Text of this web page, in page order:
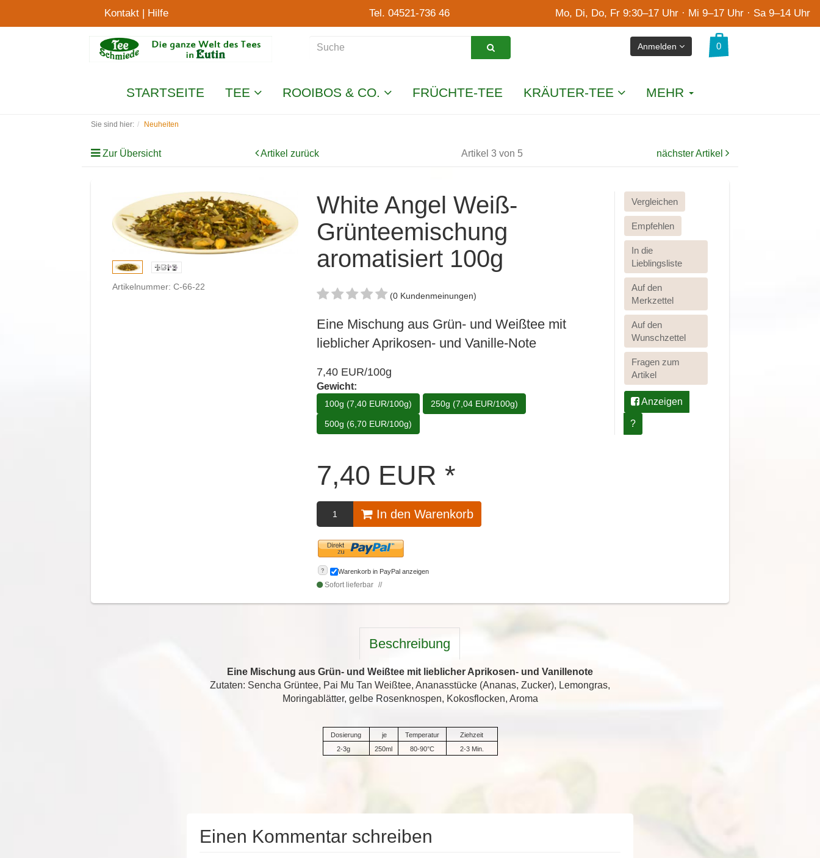
Kontakt | Hilfe Tel. 04521-736 46 Mo, Di, Do, Fr 9:30–17 Uhr · Mi 9–17 Uhr · Sa 9–14 Uhr
Anmelden
STARTSEITE TEE ROOIBOS & CO. FRÜCHTE-TEE KRÄUTER-TEE MEHR
Sie sind hier: Neuheiten
Zur Übersicht Artikel zurück Artikel 3 von 5 nächster Artikel
Artikelnummer: C-66-22
White Angel Weiß-
Grünteemischung
aromatisiert 100g
(0 Kundenmeinungen)
Eine Mischung aus Grün- und Weißtee mit
lieblicher Aprikosen- und Vanille-Note
7,40 EUR/100g
Gewicht:
100g (7,40 EUR/100g) 250g (7,04 EUR/100g)
500g (6,70 EUR/100g)
7,40 EUR *
In den Warenkorb
? Warenkorb in PayPal anzeigen
Sofort lieferbar
Vergleichen
Empfehlen
In die
Lieblingsliste
Auf den
Merkzettel
Auf den
Wunschzettel
Fragen zum
Artikel
Anzeigen
?
Beschreibung
Eine Mischung aus Grün- und Weißtee mit lieblicher Aprikosen- und Vanillenote
Zutaten: Sencha Grüntee, Pai Mu Tan Weißtee, Ananasstücke (Ananas, Zucker), Lemongras,
Moringablätter, gelbe Rosenknospen, Kokosflocken, Aroma
Dosierung je Temperatur
Ziehzeit
2-3g
250ml 80-90°C 2-3 Min.
Einen Kommentar schreiben